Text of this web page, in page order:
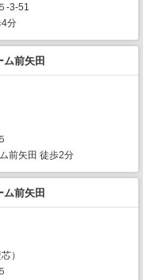
-3-51
4分
前矢田
前矢田 徒歩2分
前矢田
）